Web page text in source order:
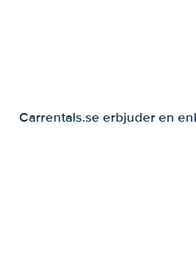
Carrentals.se erbjuder en